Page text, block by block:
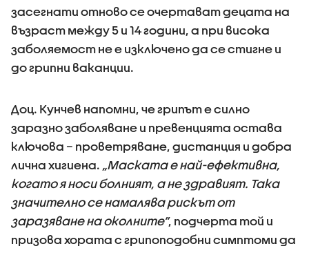
засегнати отново се очертават децата на
възраст между 5 и 14 години, а при висока
заболяемост не е изключено да се стигне и
до грипни ваканции.
Доц. Кунчев напомни, че грипът е силно
заразно заболяване и превенцията остава
ключова – проветряване, дистанция и добра
лична хигиена. „Маската е най-ефективна,
когато я носи болният, а не здравият. Така
значително се намалява рискът от
заразяване на околните”, подчерта той и
призова хората с грипоподобни симптоми да